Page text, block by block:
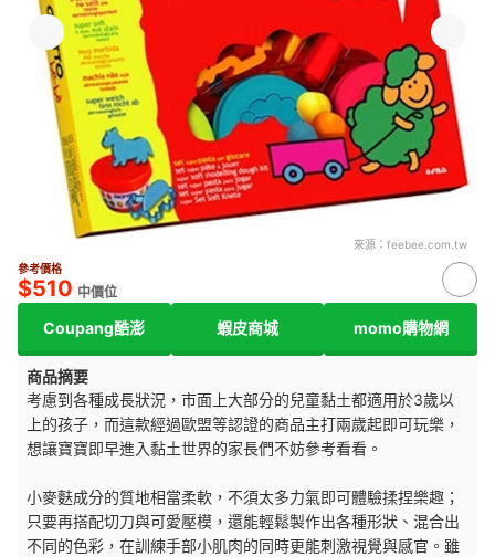
來源： feebee.com.tw
參考價格
$510 中價位
Coupang酷澎 蝦皮商城 momo購物網
商品摘要
考慮到各種成長狀況，市面上大部分的兒童黏土都適用於3歲以
上的孩子，而這款經過歐盟等認證的商品主打兩歲起即可玩樂，
想讓寶寶即早進入黏土世界的家長們不妨參考看看。
小麥麩成分的質地相當柔軟，不須太多力氣即可體驗揉捏樂趣；
只要再搭配切刀與可愛壓模，還能輕鬆製作出各種形狀、混合出
不同的色彩，在訓練手部小肌肉的同時更能刺激視覺與感官。雖